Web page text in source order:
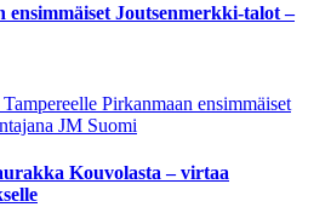
ensimmäiset Joutsenmerkki-talot –
Pirkanmaan ensimmäiset
JM Suomi
Kouvolasta – virtaa